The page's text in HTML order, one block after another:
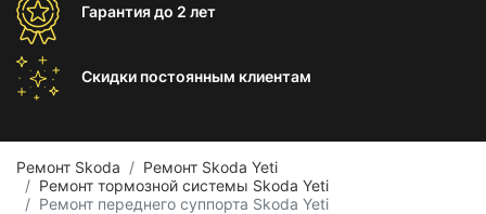
Гарантиядо 2 лет
Скидки постоянным клиентам
Ремонт Skoda
Ремонт Skoda Yeti
Ремонт тормозной системы Skoda Yeti
Ремонт переднего суппорта Skoda Yeti